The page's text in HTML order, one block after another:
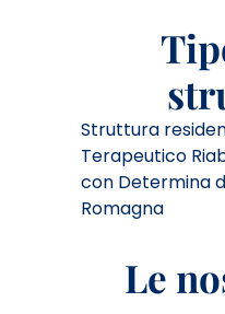
Struttura
Terapeutico
con Determina
Romagna
Le